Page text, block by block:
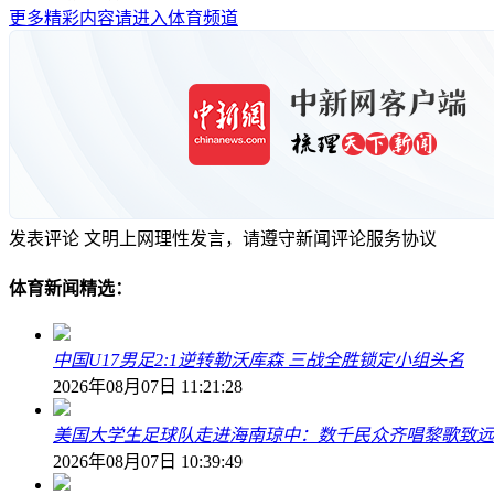
更多精彩内容请进入体育频道
发表评论 文明上网理性发言，请遵守新闻评论服务协议
体育新闻精选：
中国U17男足2:1逆转勒沃库森 三战全胜锁定小组头名
2026年08月07日 11:21:28
美国大学生足球队走进海南琼中：数千民众齐唱黎歌致
2026年08月07日 10:39:49